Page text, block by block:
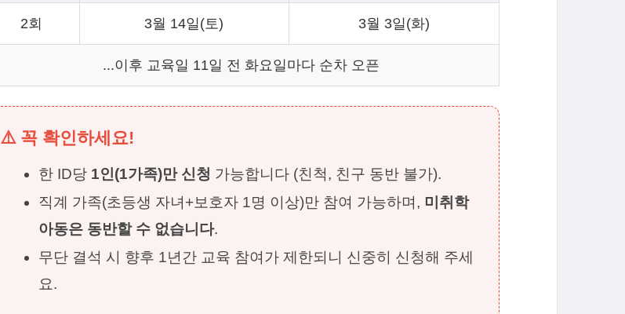
2회 3월 14일(토) 3월 3일(화)
...이후 교육일 11일 전 화요일마다 순차 오픈
⚠️ 꼭 확인하세요!
한 ID당 1인(1가족)만 신청 가능합니다 (친척, 친구 동반 불가).
직계 가족(초등생 자녀+보호자 1명 이상)만 참여 가능하며, 미취학
아동은 동반할 수 없습니다.
무단 결석 시 향후 1년간 교육 참여가 제한되니 신중히 신청해 주세
요.